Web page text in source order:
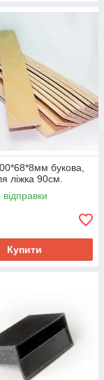
букова,
ліжка 90см.
Купити